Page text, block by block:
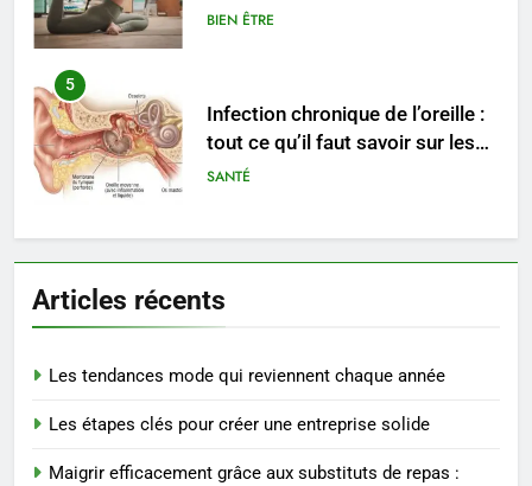
rapidement et durable
BIEN ÊTRE
5
Infection chronique de l’oreille :
tout ce qu’il faut savoir sur les
saignements
SANTÉ
6
peau éclatante grâce à The
Ordinary
SANTÉ
Prévenir les chutes chez les
Articles récents
Les tendances mode qui reviennent chaque année
Les étapes clés pour créer une entreprise solide
Maigrir efficacement grâce aux substituts de repas :